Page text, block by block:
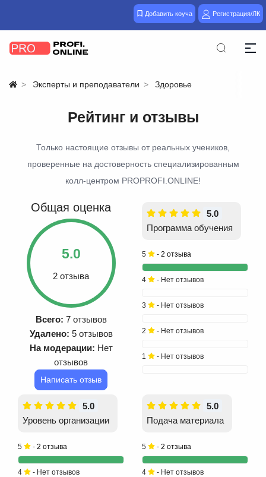
Добавить коуча Регистрация/ЛК
Эксперты и преподаватели Здоровье
Рейтинг и отзывы
Только настоящие отзывы от реальных учеников,
проверенные на достоверность специализированным
колл-центром PROPROFI.ONLINE!
Общая оценка
5.0
2 отзыва
Всего: 7 отзывов
Удалено: 5 отзывов
На модерации: Нет
отзывов
Написать отзыв
5.0
Программа обучения
5 - 2 отзыва
4 - Нет отзывов
3 - Нет отзывов
2 - Нет отзывов
1 - Нет отзывов
5.0
Уровень организации
5 - 2 отзыва
4 - Нет отзывов
5.0
Подача материала
5 - 2 отзыва
4 - Нет отзывов